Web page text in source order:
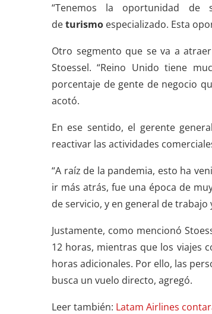
“Tenemos la oportunidad de
deturismo especializado. Esta
Otro segmento que se va a
Stoessel. “Reino Unido tiene
porcentaje de gente de negocio
acotó.
En ese sentido, el gerente
reactivar las actividades
“A raíz de la pandemia, esto ha
ir más atrás, fue una época de
de servicio, y en general de
Justamente, como mencionó
12 horas, mientras que los viajes
horas adicionales. Por ello, las
busca un vuelo directo, agregó.
Leer también: Latam Airlines